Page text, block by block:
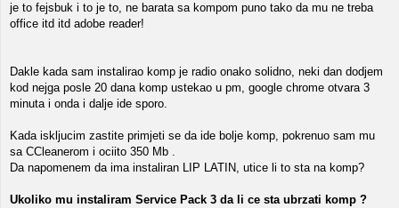
je to fejsbuk i to je to, ne barata sa kompom puno tako da mu ne treba
office itd itd adobe reader!
Dakle kada sam instalirao komp je radio onako solidno, neki dan dodjem
kod nejga posle 20 dana komp ustekao u pm, google chrome otvara 3
minuta i onda i dalje ide sporo.
Kada iskljucim zastite primjeti se da ide bolje komp, pokrenuo sam mu
sa CCleanerom i ociito 350 Mb .
Da napomenem da ima instaliran LIP LATIN, utice li to sta na komp?
Ukoliko mu instaliram Service Pack 3 da li ce sta ubrzati komp ?